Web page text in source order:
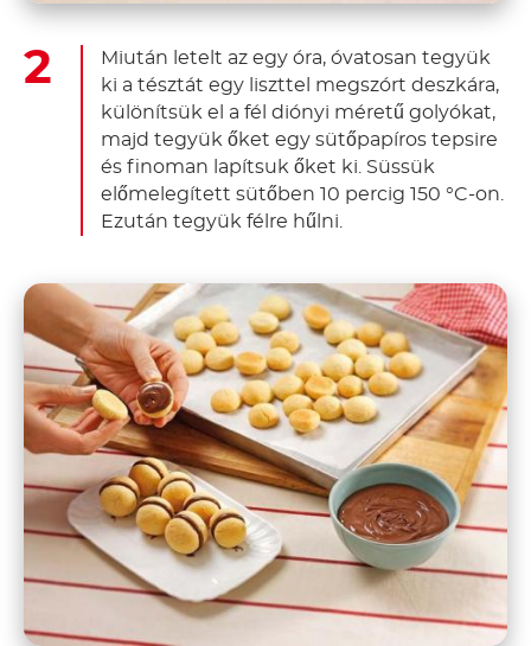
Miután letelt az egy óra, óvatosan tegyük
ki a tésztát egy liszttel megszórt deszkára,
különítsük el a fél diónyi méretű golyókat,
majd tegyük őket egy sütőpapíros tepsire
és finoman lapítsuk őket ki. Süssük
előmelegített sütőben 10 percig 150 °C-on.
Ezután tegyük félre hűlni.